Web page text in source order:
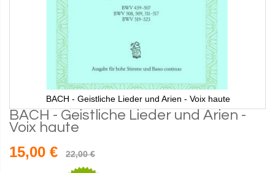
BACH - Geistliche Lieder und Arien - Voix haute
BACH - Geistliche Lieder und Arien -
Voix haute
15,00 € 22,00 €